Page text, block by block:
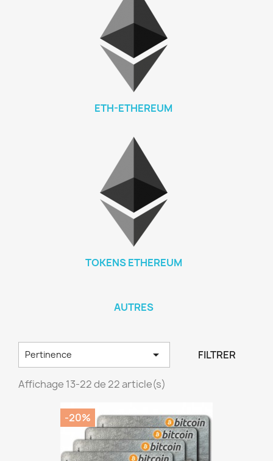
ETH-ETHEREUM
TOKENS ETHEREUM
AUTRES
Pertinence  FILTRER
Affichage 13-22 de 22 article(s)
-20%